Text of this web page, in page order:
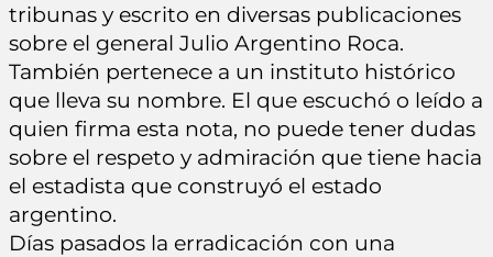
tribunas y escrito en diversas publicaciones
sobre el general Julio Argentino Roca.
También pertenece a un instituto histórico
que lleva su nombre. El que escuchó o leído a
quien firma esta nota, no puede tener dudas
sobre el respeto y admiración que tiene hacia
el estadista que construyó el estado
argentino.
Días pasados la erradicación con una